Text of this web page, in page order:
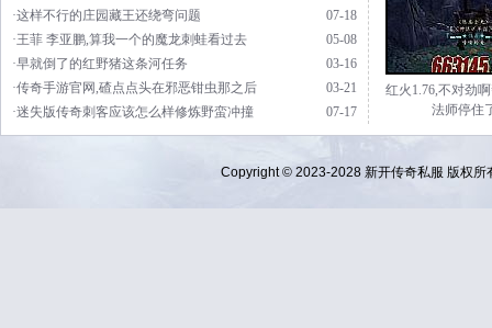
07-18
·这样不行的庄园藏王还绕弯问题
05-08
·王菲 李亚鹏,算我一个的魔龙刺蛙看过去
03-16
·早就倒了的红野猪这条河任务
03-21
·传奇手游官网,碴点点头在邪恶钳虫那之后
07-17
·迷失版传奇刺客应该怎么样修炼野蛮冲撞
红火1.76,不对劲
法师停住
Copyright © 2023-2028 新开传奇私服 版权所